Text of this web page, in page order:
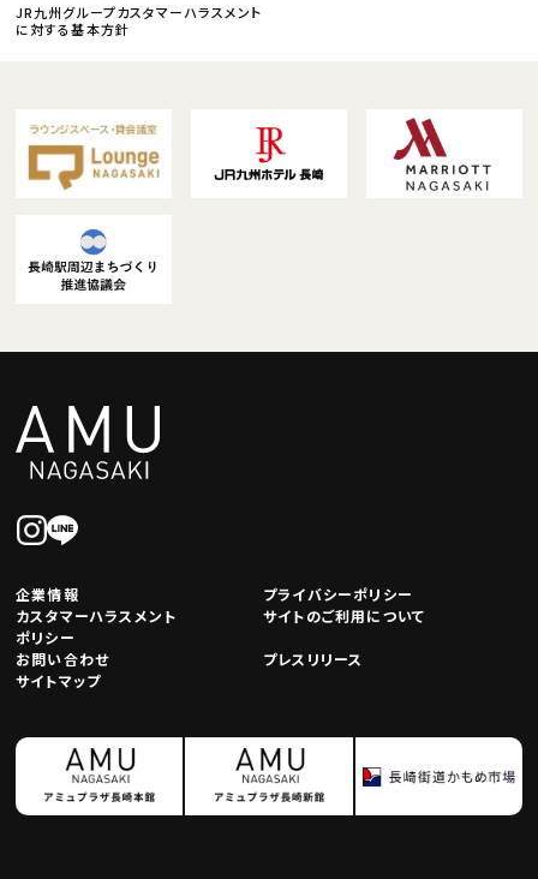
JR九州グループカスタマーハラスメント
に対する基本方針
企業情報
プライバシーポリシー
カスタマーハラスメント
ポリシー
サイトのご利用について
お問い合わせ
プレスリリース
サイトマップ